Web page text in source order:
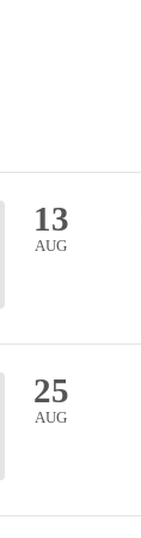
13
AUG
25
AUG